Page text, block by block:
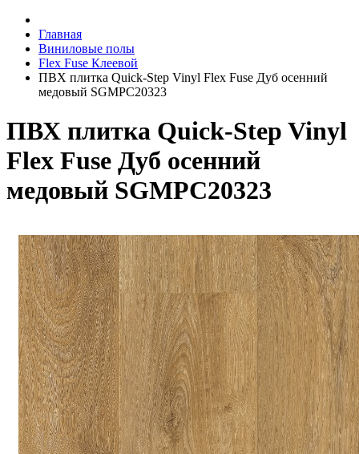
Главная
Виниловые полы
Flex Fuse Клеевой
ПВХ плитка Quick-Step Vinyl Flex Fuse Дуб осенний
медовый SGMPC20323
ПВХ плитка Quick-Step Vinyl
Flex Fuse Дуб осенний
медовый SGMPC20323